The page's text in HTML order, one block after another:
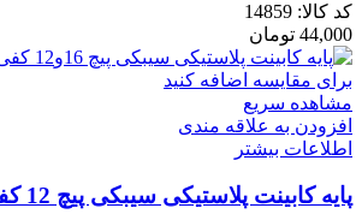
کد کالا: 14859
44,000 تومان
برای مقایسه اضافه کنید
مشاهده سریع
افزودن به علاقه مندی
اطلاعات بیشتر
پایه کابینت پلاستیکی سیبکی پیچ 12 کفی 80 میلی متر